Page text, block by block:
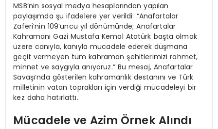
MSB’nin sosyal medya hesaplarından yapılan
paylaşımda şu ifadelere yer verildi: “Anafartalar
Zaferi’nin 109’uncu yıl dönümünde; Anafartalar
Kahramanı Gazi Mustafa Kemal Atatürk başta olmak
üzere canıyla, kanıyla mücadele ederek düşmana
geçit vermeyen tüm kahraman şehitlerimizi rahmet,
minnet ve saygıyla anıyoruz.” Bu mesaj, Anafartalar
Savaşı’nda gösterilen kahramanlık destanını ve Türk
milletinin vatan toprakları için verdiği mücadeleyi bir
kez daha hatırlattı.
Mücadele ve Azim Örnek Alındı